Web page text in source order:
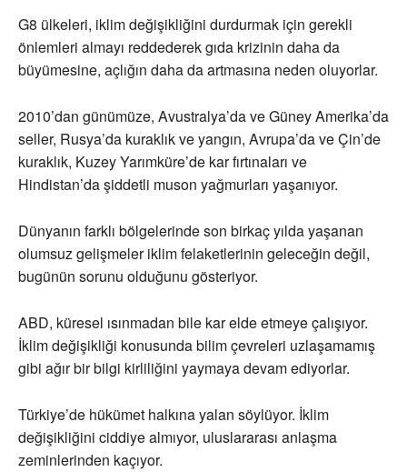
G8 ülkeleri, iklim değişikliğini durdurmak için gerekli
önlemleri almayı reddederek gıda krizinin daha da
büyümesine, açlığın daha da artmasına neden oluyorlar.
2010’dan günümüze, Avustralya’da ve Güney Amerika’da
seller, Rusya’da kuraklık ve yangın, Avrupa’da ve Çin’de
kuraklık, Kuzey Yarımküre’de kar fırtınaları ve
Hindistan’da şiddetli muson yağmurları yaşanıyor.
Dünyanın farklı bölgelerinde son birkaç yılda yaşanan
olumsuz gelişmeler iklim felaketlerinin geleceğin değil,
bugünün sorunu olduğunu gösteriyor.
ABD, küresel ısınmadan bile kar elde etmeye çalışıyor.
İklim değişikliği konusunda bilim çevreleri uzlaşamamış
gibi ağır bir bilgi kirliliğini yaymaya devam ediyorlar.
Türkiye’de hükümet halkına yalan söylüyor. İklim
değişikliğini ciddiye almıyor, uluslararası anlaşma
zeminlerinden kaçıyor.